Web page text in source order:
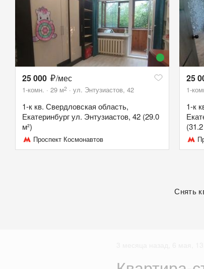
25 000 /мес
1-комн. 29 м2 ул. Энтузиастов, 42
1-к кв. Свердловская область,
Екатеринбург ул. Энтузиастов, 42 (29.0
м²)
Проспект Космонавтов
25
1-
1-к
Снять